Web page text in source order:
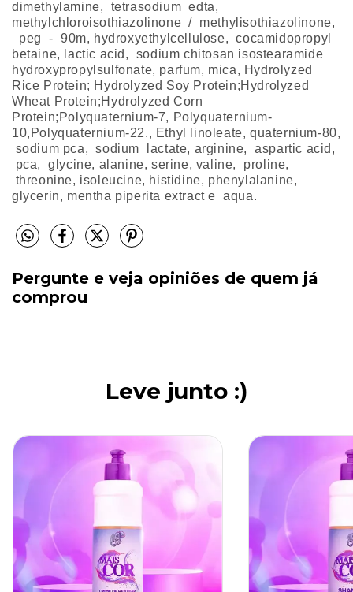
dimethylamine, tetrasodium edta,
methylchloroisothiazolinone / methylisothiazolinone,
peg - 90m, hydroxyethylcellulose, cocamidopropyl
betaine, lactic acid, sodium chitosan isostearamide
hydroxypropylsulfonate, parfum, mica, Hydrolyzed
Rice Protein; Hydrolyzed Soy Protein;Hydrolyzed
Wheat Protein;Hydrolyzed Corn
Protein;Polyquaternium-7, Polyquaternium-
10,Polyquaternium-22., Ethyl linoleate, quaternium-80,
sodium pca, sodium lactate, arginine, aspartic acid,
pca, glycine, alanine, serine, valine, proline,
threonine, isoleucine, histidine, phenylalanine,
glycerin, mentha piperita extract e aqua.
Pergunte e veja opiniões de quem já
comprou
Leve junto :)